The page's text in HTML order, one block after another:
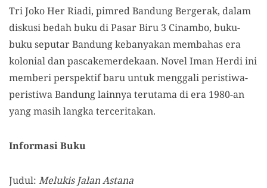
Tri Joko Her Riadi, pimred Bandung Bergerak, dalam
diskusi bedah buku diPasar Biru 3 Cinambo, buku-
buku seputar Bandung kebanyakan membahas era
kolonial dan pascakemerdekaan. Novel Iman Herdi ini
memberi perspektif baru untuk menggali peristiwa-
peristiwa Bandung lainnya terutama di era 1980-an
yang masih langka terceritakan.
Informasi Buku
Judul: Melukis Jalan Astana